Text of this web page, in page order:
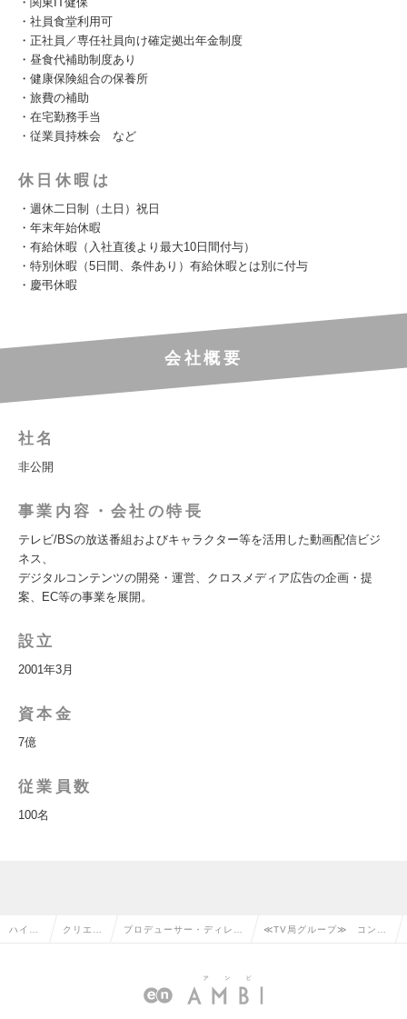
・社員食堂利用可
・正社員／専任社員向け確定拠出年金制度
・昼食代補助制度あり
・健康保険組合の保養所
・旅費の補助
・在宅勤務手当
・従業員持株会 など
休日休暇は
・週休二日制（土日）祝日
・年末年始休暇
・有給休暇（入社直後より最大10日間付与）
・特別休暇（5日間、条件あり）有給休暇とは別に付与
・慶弔休暇
会社概要
社名
非公開
事業内容・会社の特長
テレビ/BSの放送番組およびキャラクター等を活用した動画配信ビジ
ネス、
デジタルコンテンツの開発・運営、クロスメディア広告の企画・提
案、EC等の事業を展開。
設立
2001年3月
資本金
7億
従業員数
100名
ハイク クリエイ プロデューサー・ディレク
ゲーム関連）の転職
≪TV局グループ≫ コンテ